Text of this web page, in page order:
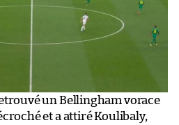
un Bellingham vorace
et a attiré Koulibaly,